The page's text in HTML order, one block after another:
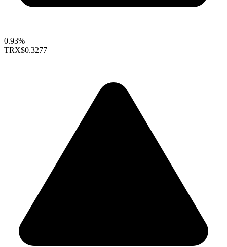
0.93%
TRX$0.3277